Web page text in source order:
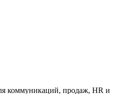
коммуникаций, продаж, HR и